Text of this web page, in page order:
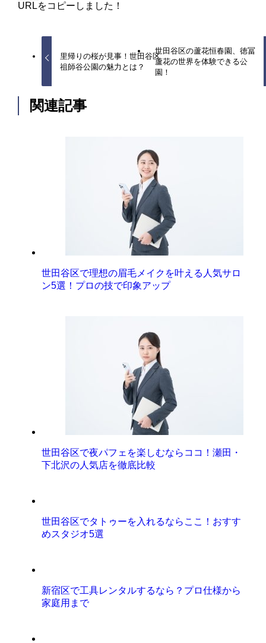
URLをコピーしました！
里帰りの桜が見事！世田谷区
祖師谷公園の魅力とは？
世田谷区の蘆花恒春園、徳冨
蘆花の世界を体験できる公
園！
関連記事
世田谷区で理想の眉毛メイクを叶える人気サロ
ン5選！プロの技で印象アップ
世田谷区で夜パフェを楽しむならココ！瀬田・
下北沢の人気店を徹底比較
世田谷区でタトゥーを入れるならここ！おすす
めスタジオ5選
新宿区で工具レンタルするなら？プロ仕様から
家庭用まで